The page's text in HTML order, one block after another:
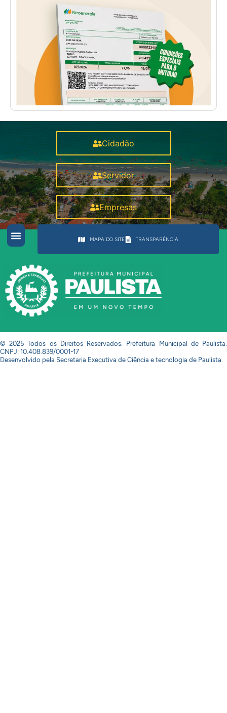
Cidadão
Servidor
Empresas
MAPA DO SITE TRANSPARÊNCIA
© 2025 Todos os Direitos Reservados. Prefeitura Municipal de Paulista.
CNPJ: 10.408.839/0001-17
Desenvolvido pela Secretaria Executiva de Ciência e tecnologia de Paulista.